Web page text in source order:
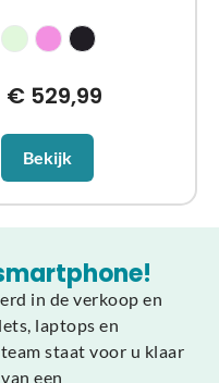
€ 529,99
Bekijk
in de verkoop en
laptops en
staat voor u klaar
een